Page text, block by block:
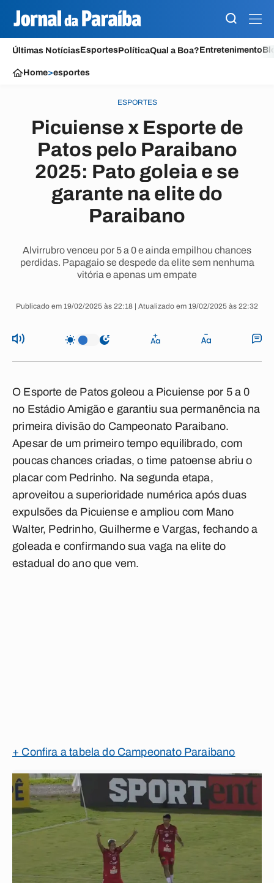
Últimas NotíciasEsportesPolíticaQual a Boa?Entretenimento
Home>esportes
ESPORTES
Picuiense x Esporte de
Patos pelo Paraibano
2025: Pato goleia e se
garante na elite do
Paraibano
Alvirrubro venceu por 5 a 0 e ainda empilhou chances
perdidas. Papagaio se despede da elite sem nenhuma
vitória e apenas um empate
Publicado em 19/02/2025 às 22:18 | Atualizado em 19/02/2025 às 22:32
O Esporte de Patos goleou a Picuiense por 5 a 0
no Estádio Amigão e garantiu sua permanência na
primeira divisão do Campeonato Paraibano.
Apesar de um primeiro tempo equilibrado, com
poucas chances criadas, o time patoense abriu o
placar com Pedrinho. Na segunda etapa,
aproveitou a superioridade numérica após duas
expulsões da Picuiense e ampliou com Mano
Walter, Pedrinho, Guilherme e Vargas, fechando a
goleada e confirmando sua vaga na elite do
estadual do ano que vem.
+ Confira a tabela do Campeonato Paraibano